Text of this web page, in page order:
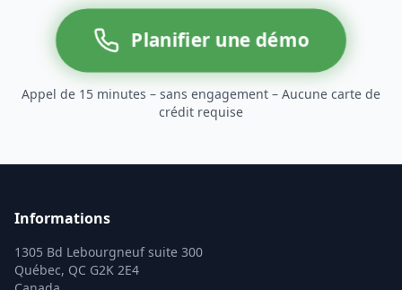
Planifier une démo
Appel de 15 minutes – sans engagement – Aucune carte de
crédit requise
Informations
1305 Bd Lebourgneuf suite 300
Québec, QC G2K 2E4